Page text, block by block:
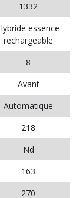
1332
essence
rechargeable
8
Avant
Automatique
218
Nd
163
270